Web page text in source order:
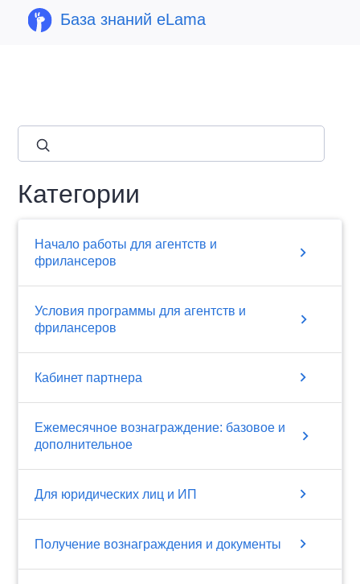
База знаний eLama
Категории
Начало работы для агентств и
фрилансеров
chevron_right
Условия программы для агентств и
фрилансеров
chevron_right
Кабинет партнера chevron_right
Ежемесячное вознаграждение: базовое и
дополнительное
chevron_right
Для юридических лиц и ИП chevron_right
Получение вознаграждения и документы chevron_right